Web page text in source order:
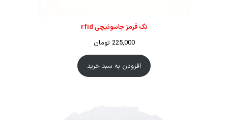
تگ قرمز جاسوئیچی rfid
225,000 تومان
افزودن به سبد خرید